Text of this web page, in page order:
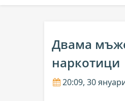
Двама
наркотици
20:09, 30